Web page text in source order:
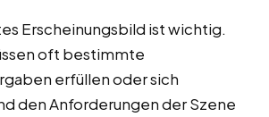
Erscheinungsbild ist wichtig.
oft bestimmte
erfüllen oder sich
den Anforderungen der Szene